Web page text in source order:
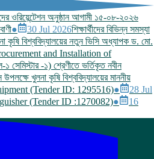
ওরিয়েন্টেশন অনুষ্ঠান আগামী ১৫-০৮-২০২৬
● 30 Jul 2026শিক্ষার্থীদের বিভিন্ন সমস্যা
কৃষি বিশ্ববিদ্যালয়ের নতুন ভিসি অধ্যাপক ড. মো.
and Installation of
সেমিস্টার -১) শ্রেণীতে ভর্তিকৃত নবীন
খুলনা কৃষি বিশ্ববিদ্যালয়ের মাননীয়
(Tender ID: 1295516)●
28 Jul
(Tender ID :1270082)●
16